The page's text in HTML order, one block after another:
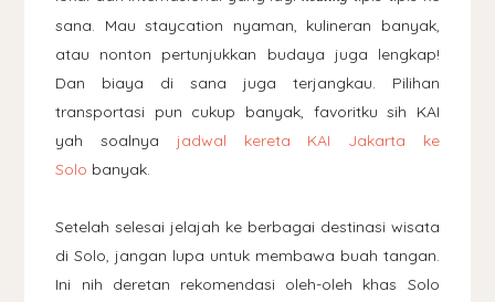
sana. Mau staycation nyaman, kulineran banyak,
atau nonton pertunjukkan budaya juga lengkap!
Dan biaya di sana juga terjangkau. Pilihan
transportasi pun cukup banyak, favoritku sih KAI
yah soalnya jadwal kereta KAI Jakarta ke
Solo banyak.
Setelah selesai jelajah ke berbagai destinasi wisata
di Solo, jangan lupa untuk membawa buah tangan.
Ini nih deretan rekomendasi oleh-oleh khas Solo